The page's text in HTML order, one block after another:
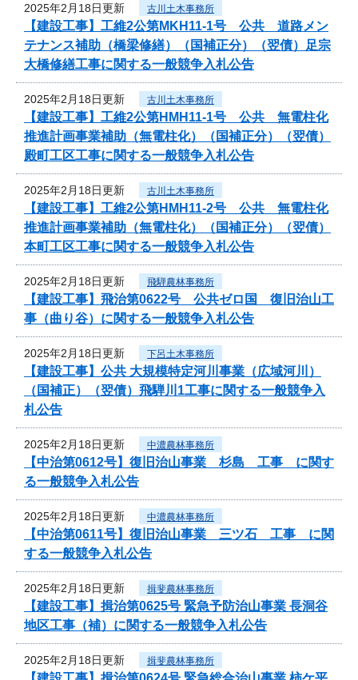
2025年2月18日更新 古川土木事務所
【建設工事】工維2公第MKH11-1号 公共 道路メン
テナンス補助（橋梁修繕）（国補正分）（翌債）足宗
大橋修繕工事に関する一般競争入札公告
2025年2月18日更新 古川土木事務所
【建設工事】工維2公第HMH11-1号 公共 無電柱化
推進計画事業補助（無電柱化）（国補正分）（翌債）
殿町工区工事に関する一般競争入札公告
2025年2月18日更新 古川土木事務所
【建設工事】工維2公第HMH11-2号 公共 無電柱化
推進計画事業補助（無電柱化）（国補正分）（翌債）
本町工区工事に関する一般競争入札公告
2025年2月18日更新 飛騨農林事務所
【建設工事】飛治第0622号 公共ゼロ国 復旧治山工
事（曲り谷）に関する一般競争入札公告
2025年2月18日更新 下呂土木事務所
【建設工事】公共 大規模特定河川事業（広域河川）
（国補正）（翌債）飛騨川1工事に関する一般競争入
札公告
2025年2月18日更新 中濃農林事務所
【中治第0612号】復旧治山事業 杉島 工事 に関す
る一般競争入札公告
2025年2月18日更新 中濃農林事務所
【中治第0611号】復旧治山事業 三ツ石 工事 に関
する一般競争入札公告
2025年2月18日更新 揖斐農林事務所
【建設工事】揖治第0625号 緊急予防治山事業 長洞谷
地区工事（補）に関する一般競争入札公告
2025年2月18日更新 揖斐農林事務所